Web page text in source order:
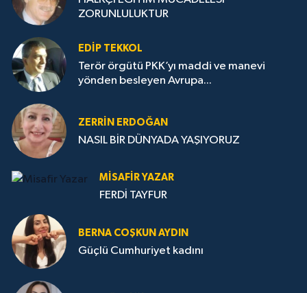
ZORUNLULUKTUR
EDIP TEKKOL
Terör örgütü PKK’yı maddi ve manevi
yönden besleyen Avrupa...
ZERRIN ERDOĞAN
NASIL BİR DÜNYADA YAŞIYORUZ
MISAFIR YAZAR
FERDİ TAYFUR
BERNA COŞKUN AYDIN
Güçlü Cumhuriyet kadını